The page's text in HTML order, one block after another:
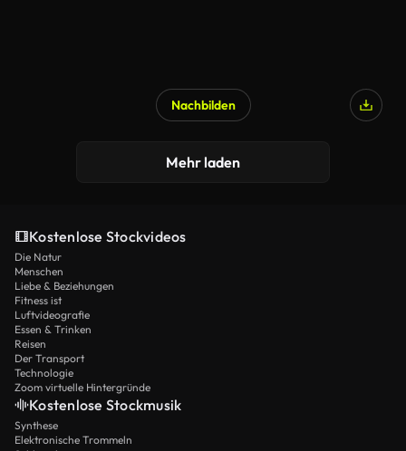
Nachbilden
Mehr laden
Kostenlose Stockvideos
Die Natur
Menschen
Liebe & Beziehungen
Fitness ist
Luftvideografie
Essen & Trinken
Reisen
Der Transport
Technologie
Zoom virtuelle Hintergründe
Kostenlose Stockmusik
Synthese
Elektronische Trommeln